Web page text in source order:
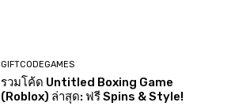
GIFTCODEGAMES
รวมโค้ด Untitled Boxing Game
(Roblox) ล่าสุด: ฟรี Spins & Style!